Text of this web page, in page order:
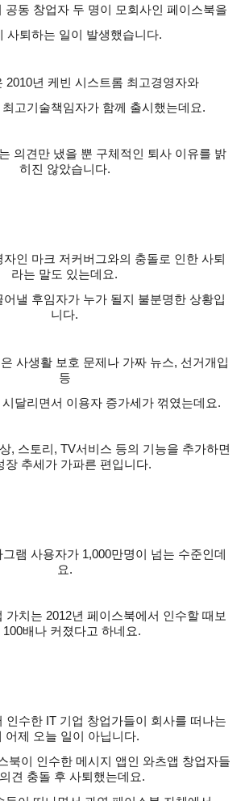
공동 창업자 두 명이 모회사인 페이스북을
사퇴하는 일이 발생했습니다.
2010년 케빈 시스트롬 최고경영자와
고기술책임자가 함께 출시했는데요.
의견만 냈을 뿐 구체적인 퇴사 이유를 밝
히진 않았습니다.
인 마크 저커버그와의 충돌로 인한 사퇴
라는 말도 있는데요.
낼 후임자가 누가 될지 불분명한 상황입
니다.
사생활 보호 문제나 가짜 뉴스, 선거개입
등
달리면서 이용자 증가세가 꺾였는데요.
, 스토리 , TV서비스 등의 기능을 추가하면
장 추세가 가파른 편입니다.
램 사용자가 1,000만명이 넘는 수준인데
요.
가치는 2012년 페이스북에서 인수할 때보
100배나 커졌다고 하네요.
인수한 IT 기업 창업가들이 회사를 떠나는
어제 오늘 일이 아닙니다.
북이 인수한 메시지 앱인 와츠앱 창업자들
견 충돌 후 사퇴했는데요.